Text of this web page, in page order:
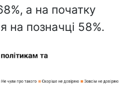
а на початку
на позначці 58%.